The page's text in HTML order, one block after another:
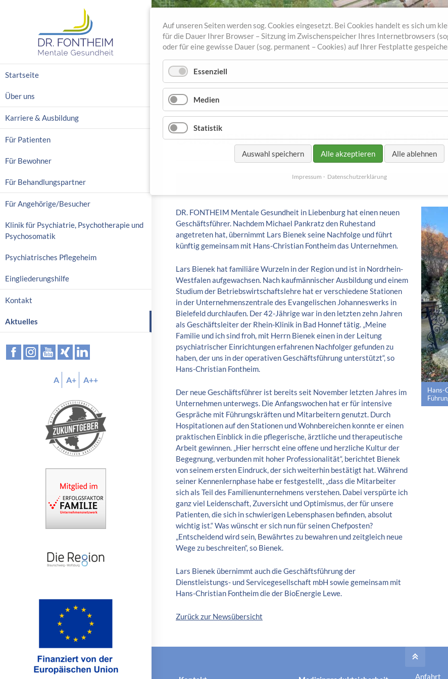
LARS BIENEK IST NEUER
Hans-
DR. FONTHEIM Mentale Gesundheit in Liebenburg hat einen neuen
Geschäftsführer. Nachdem Michael Pankratz den Ruhestand
angetreten hat, übernimmt Lars Bienek seine Nachfolge und führt
künftig gemeinsam mit Hans-Christian Fontheim das Unternehmen.
Lars Bienek hat familiäre Wurzeln in der Region und ist in Nordrhein-
Westfalen aufgewachsen. Nach kaufmännischer Ausbildung und einem
Studium der Betriebswirtschaftslehre hat er verschiedene Stationen
in der Unternehmenszentrale des Evangelischen Johanneswerks in
Bielefeld durchlaufen. Der 42-Jährige war in den letzten zehn Jahren
als Geschäftsleiter der Rhein-Klinik in Bad Honnef tätig. „Meine
Familie und ich sind froh, mit Herrn Bienek einen in der Leitung
psychiatrischer Einrichtungen erfahrenen Nachfolger gefunden zu
haben, der uns in der operativen Geschäftsführung unterstützt“, so
Hans-Christian Fontheim.
Der neue Geschäftsführer ist bereits seit November letzten Jahres im
Unternehmen unterwegs. Die Anfangswochen hat er für intensive
Gespräche mit Führungskräften und Mitarbeitern genutzt. Durch
Hospitationen auf den Stationen und Wohnbereichen konnte er einen
praktischen Einblick in die pflegerische, ärztliche und therapeutische
Arbeit gewinnen. „Hier herrscht eine offene und herzliche Kultur der
Begegnung, verbunden mit hoher Professionalität“, berichtet Bienek
von seinem ersten Eindruck, der sich weiterhin bestätigt hat. Während
seiner Kennenlernphase habe er festgestellt, „dass die Mitarbeiter
sich als Teil des Familienunternehmens verstehen. Dabei verspürte ich
ganz viel Leidenschaft, Zuversicht und Optimismus, der für unsere
Patienten, die sich in schwierigen Lebensphasen befinden, absolut
wichtig ist.“ Was wünscht er sich nun für seinen Chefposten?
„Entscheidend wird sein, Bewährtes zu bewahren und zeitgleich neue
Wege zu beschreiten“, so Bienek.
Lars Bienek übernimmt auch die Geschäftsführung der
Dienstleistungs- und Servicegesellschaft mbH sowie gemeinsam mit
Hans-Christian Fontheim die der BioEnergie Lewe.
Zurück zur Newsübersicht
Anfahrt
b
e
Startseite
Über uns
Karriere & Ausbildung
Für Patienten
Für Bewohner
Für Behandlungspartner
Für Angehörige/Besucher
Klinik für Psychiatrie, Psychotherapie und
Psychosomatik
Psychiatrisches Pflegeheim
Eingliederungshilfe
Kontakt
Aktuelles
A A+ A++
Auf unseren Seiten werden sog. Cookies eingesetzt. Bei Cookies handelt es sich um
für die Dauer Ihrer Browser – Sitzung im Zwischenspeicher Ihres Internetbrowsers
oder für eine gewisse Dauer (sog. permanent – Cookies) auf Ihrer Festplatte
Essenziell
Medien
Statistik
Auswahl speichern Alle akzeptieren Alle ablehnen
Impressum Datenschutzerklärung